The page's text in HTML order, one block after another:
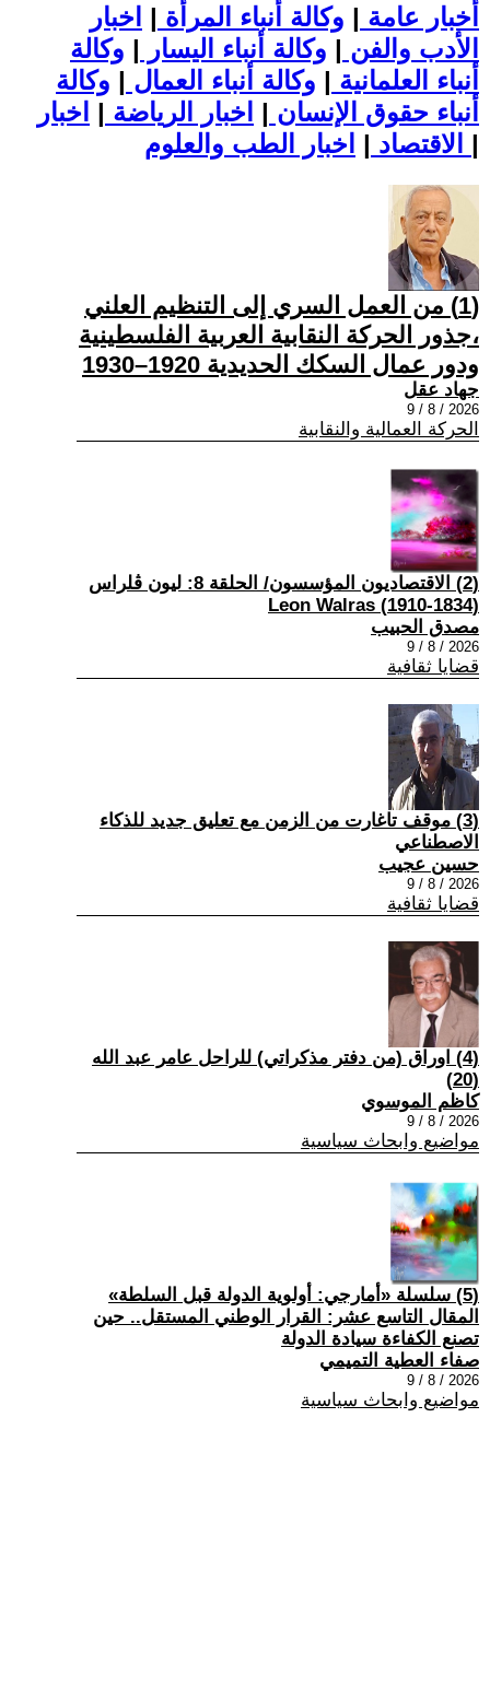
أخبار عامة | وكالة أنباء المرأة | اخبار
الأدب والفن | وكالة أنباء اليسار | وكالة
أنباء العلمانية | وكالة أنباء العمال | وكالة
أنباء حقوق الإنسان | اخبار الرياضة | اخبار
الاقتصاد | |
(1) من العمل السري إلى التنظيم العلني
،جذور الحركة النقابية العربية الفلسطينية
ودور عمال السكك الحديدية 1920–1930
جهاد عقل
2026 / 8 / 9
الحركة العمالية والنقابية
(2) الاقتصاديون المؤسسون/ الحلقة 8: ليون ڤلراس
(1834-1910) Leon Walras
مصدق الحبيب
2026 / 8 / 9
قضايا ثقافية
(3) موقف تاغارت من الزمن مع تعليق جديد للذكاء
الاصطناعي
حسين عجيب
2026 / 8 / 9
قضايا ثقافية
(4) اوراق (من دفتر مذكراتي) للراحل عامر عبد الله
(20)
كاظم الموسوي
2026 / 8 / 9
مواضيع وابحاث سياسية
(5) سلسلة «أمارجي: أولوية الدولة قبل السلطة»
المقال التاسع عشر: القرار الوطني المستقل.. حين
تصنع الكفاءة سيادة الدولة
صفاء العطية التميمي
2026 / 8 / 9
مواضيع وابحاث سياسية